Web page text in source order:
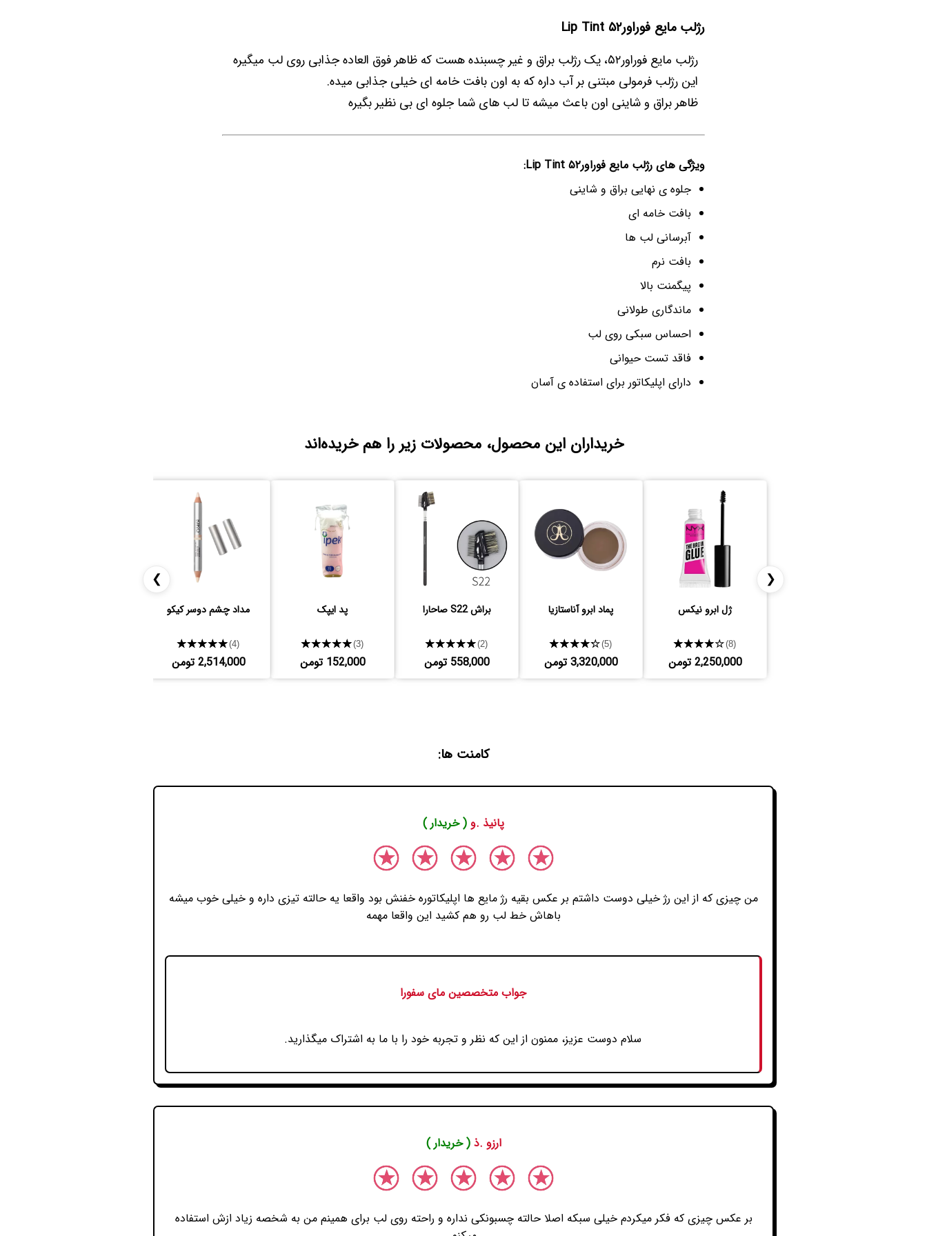
رژلب مایع فوراور۵۲ Lip Tint
رژلب مایع فوراور۵۲، یک رژلب براق و غیر چسبنده هست که ظاهر فوق العاده جذابی روی لب میگیره
این رژلب فرمولی مبتنی بر آب داره که به اون بافت خامه ای خیلی جذابی میده.
ظاهر براق و شاینی اون باعث میشه تا لب های شما جلوه ای بی نظیر بگیره
ویژگی های رژلب مایع فوراور۵۲ Lip Tint:
جلوه ی نهایی براق و شاینی
بافت خامه ای
آبرسانی لب ها
بافت نرم
پیگمنت بالا
ماندگاری طولانی
احساس سبکی روی لب
فاقد تست حیوانی
دارای اپلیکاتور برای استفاده ی آسان
خریداران این محصول، محصولات زیر را هم خریده‌اند
❮
ژل ابرو نیکس
★★★★★(8)
2,250,000 تومن
پماد ابرو آناستازیا
★★★★★(5)
3,320,000 تومن
براش S22 صاحارا
★★★★★(2)
558,000 تومن
پد ایپک
★★★★★(3)
152,000 تومن
مداد چشم دوسر کیکو
★★★★★(4)
2,514,000 تومن
❯
کامنت ها:
پانیذ .و ( خریدار )
من چیزی که از این رژ خیلی دوست داشتم بر عکس بقیه رژ مایع ها اپلیکاتوره خفنش بود واقعا یه حالته تیزی داره و خیلی خوب میشه
باهاش خط لب رو هم کشید این واقعا مهمه
جواب متخصصین مای سفورا
سلام دوست عزیز، ممنون از این که نظر و تجربه خود را با ما به اشتراک میگذارید.
ارزو .ذ( خریدار )
بر عکس چیزی که فکر میکردم خیلی سبکه اصلا حالته چسبونکی نداره و راحته روی لب برای همینم من به شخصه زیاد ازش استفاده